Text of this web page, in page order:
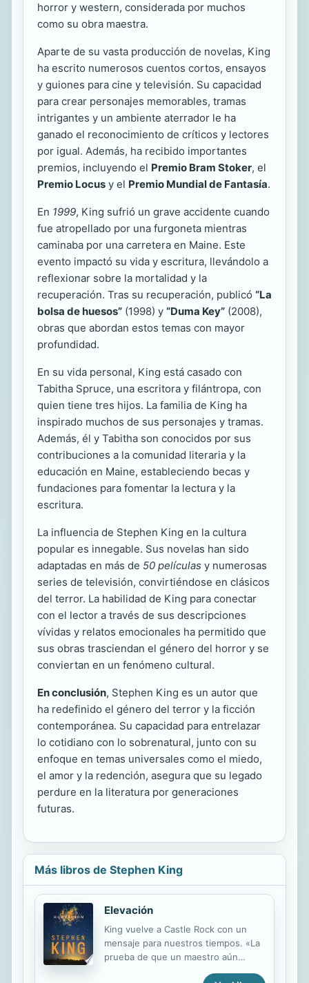
horror y western, considerada por muchos
como su obra maestra.
Aparte de su vasta producción de novelas, King
ha escrito numerosos cuentos cortos, ensayos
y guiones para cine y televisión. Su capacidad
para crear personajes memorables, tramas
intrigantes y un ambiente aterrador le ha
ganado el reconocimiento de críticos y lectores
por igual. Además, ha recibido importantes
premios, incluyendo el Premio Bram Stoker, el
Premio Locus y el Premio Mundial de Fantasía.
En 1999, King sufrió un grave accidente cuando
fue atropellado por una furgoneta mientras
caminaba por una carretera en Maine. Este
evento impactó su vida y escritura, llevándolo a
reflexionar sobre la mortalidad y la
recuperación. Tras su recuperación, publicó “La
bolsa de huesos” (1998) y “Duma Key” (2008),
obras que abordan estos temas con mayor
profundidad.
En su vida personal, King está casado con
Tabitha Spruce, una escritora y filántropa, con
quien tiene tres hijos. La familia de King ha
inspirado muchos de sus personajes y tramas.
Además, él y Tabitha son conocidos por sus
contribuciones a la comunidad literaria y la
educación en Maine, estableciendo becas y
fundaciones para fomentar la lectura y la
escritura.
La influencia de Stephen King en la cultura
popular es innegable. Sus novelas han sido
adaptadas en más de 50 películas y numerosas
series de televisión, convirtiéndose en clásicos
del terror. La habilidad de King para conectar
con el lector a través de sus descripciones
vívidas y relatos emocionales ha permitido que
sus obras trasciendan el género del horror y se
conviertan en un fenómeno cultural.
En conclusión, Stephen King es un autor que
ha redefinido el género del terror y la ficción
contemporánea. Su capacidad para entrelazar
lo cotidiano con lo sobrenatural, junto con su
enfoque en temas universales como el miedo,
el amor y la redención, asegura que su legado
perdure en la literatura por generaciones
futuras.
Más libros de Stephen King
Elevación
King vuelve a Castle Rock con un
mensaje para nuestros tiempos. «La
prueba de que un maestro aún